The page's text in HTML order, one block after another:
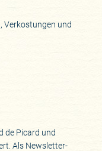
Verkostungen und
Seite
de Picard und
Als Newsletter-